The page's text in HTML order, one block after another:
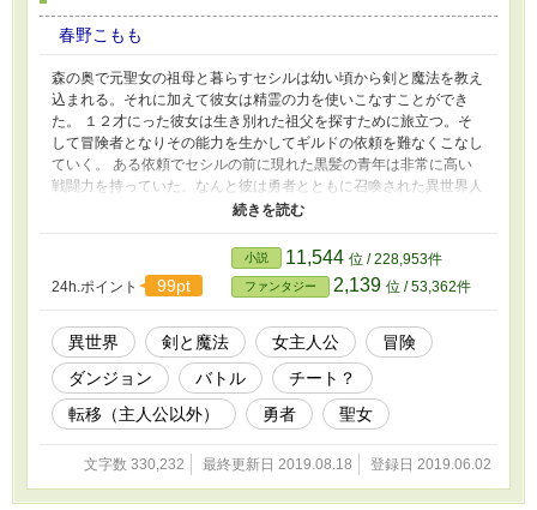
春野こもも
森の奥で元聖女の祖母と暮らすセシルは幼い頃から剣と魔法を教え
込まれる。それに加えて彼女は精霊の力を使いこなすことができ
た。 １２才にった彼女は生き別れた祖父を探すために旅立つ。そ
して冒険者となりその能力を生かしてギルドの依頼を難なくこなし
ていく。 ある依頼でセシルの前に現れた黒髪の青年は非常に高い
戦闘力を持っていた。なんと彼は勇者とともに召喚された異世界人
だった。そして２人はチームを組むことになる。 基本冒険ファン
タジーですが終盤恋愛要素が入ってきます。
24h.ポイント 99pt
小説 11,544 位 / 228,953件
ファンタジー 2,139 位 / 53,362件
異世界 剣と魔法 女主人公
冒険
ダンジョン
バトル
チート？
転移（主人公以外）
勇者 聖女
文字数 330,232 最終更新日 2019.08.18 登録日 2019.06.02